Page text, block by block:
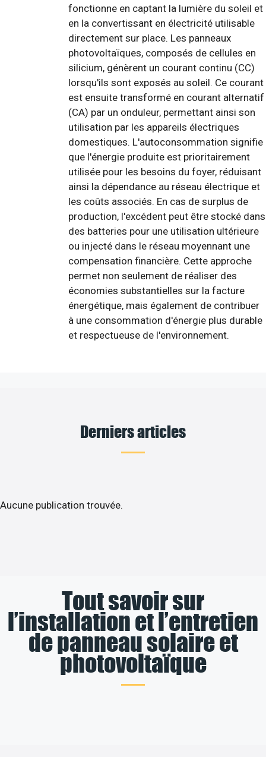
fonctionne en captant la lumière du soleil et
en la convertissant en électricité utilisable
directement sur place. Les panneaux
photovoltaïques, composés de cellules en
silicium, génèrent un courant continu (CC)
lorsqu'ils sont exposés au soleil. Ce courant
est ensuite transformé en courant alternatif
(CA) par un onduleur, permettant ainsi son
utilisation par les appareils électriques
domestiques. L'autoconsommation signifie
que l'énergie produite est prioritairement
utilisée pour les besoins du foyer, réduisant
ainsi la dépendance au réseau électrique et
les coûts associés. En cas de surplus de
production, l'excédent peut être stocké dans
des batteries pour une utilisation ultérieure
ou injecté dans le réseau moyennant une
compensation financière. Cette approche
permet non seulement de réaliser des
économies substantielles sur la facture
énergétique, mais également de contribuer
à une consommation d'énergie plus durable
et respectueuse de l'environnement.
Derniers articles
Aucune publication trouvée.
Tout savoir sur
l’installation et l’entretien
de panneau solaire et
photovoltaïque